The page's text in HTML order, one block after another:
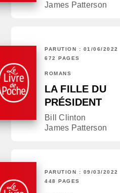
James Patterson
PARUTION : 01/06/2022
672 PAGES
ROMANS
LA FILLE DU
PRÉSIDENT
Bill Clinton
James Patterson
PARUTION : 09/03/2022
448 PAGES